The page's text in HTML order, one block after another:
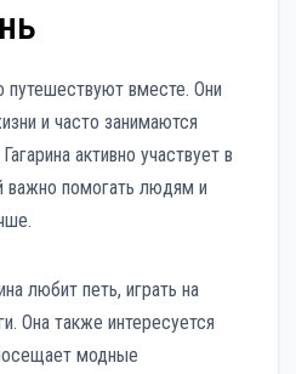
путешествуют вместе. Они
и часто занимаются
активно участвует в
важно помогать людям и
любит петь, играть на
Она также интересуется
модные